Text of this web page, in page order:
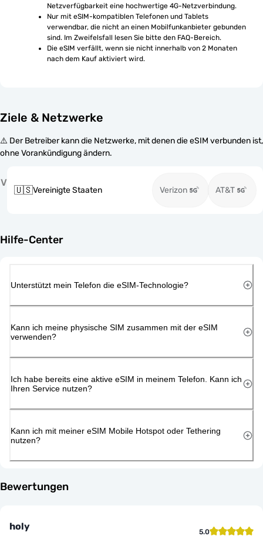
Netzverfügbarkeit eine hochwertige 4G-Netzverbindung.
Nur mit eSIM-kompatiblen Telefonen und Tablets
verwendbar, die nicht an einen Mobilfunkanbieter gebunden
sind. Im Zweifelsfall lesen Sie bitte den FAQ-Bereich.
Die eSIM verfällt, wenn sie nicht innerhalb von 2 Monaten
nach dem Kauf aktiviert wird.
Ziele & Netzwerke
⚠️ Der Betreiber kann die Netzwerke, mit denen die eSIM verbunden ist,
ohne Vorankündigung ändern.
V
🇺🇸Vereinigte Staaten Verizon AT&T
Hilfe-Center
Unterstützt mein Telefon die eSIM-Technologie?
Kann ich meine physische SIM zusammen mit der eSIM
verwenden?
Ich habe bereits eine aktive eSIM in meinem Telefon. Kann ich
Ihren Service nutzen?
Kann ich mit meiner eSIM Mobile Hotspot oder Tethering
nutzen?
Bewertungen
holy 5.0